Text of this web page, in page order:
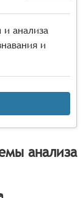
анализа
и
анализа